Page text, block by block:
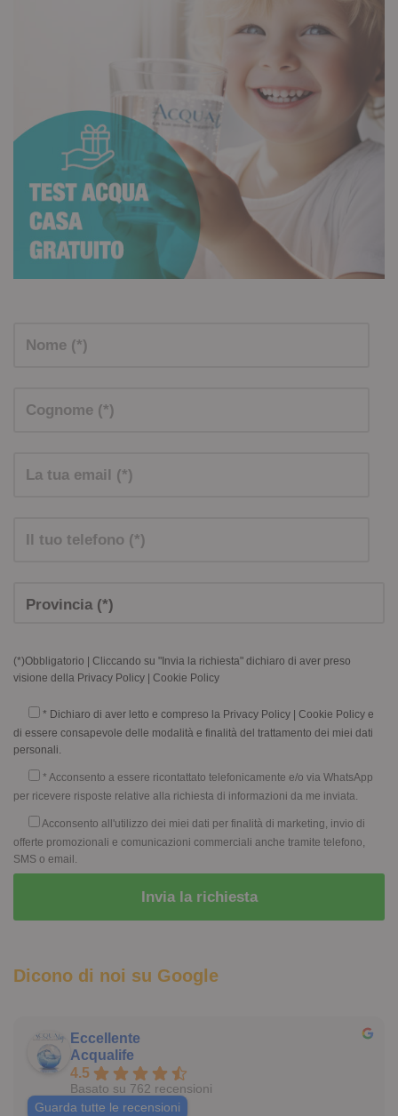
(*)Obbligatorio | Cliccando su "Invia la richiesta" dichiaro di aver preso
visione della Privacy Policy | Cookie Policy
* Dichiaro di aver letto e compreso la Privacy Policy | Cookie Policy e
di essere consapevole delle modalità e finalità del trattamento dei miei dati
personali.
* Acconsento a essere ricontattato telefonicamente e/o via WhatsApp
per ricevere risposte relative alla richiesta di informazioni da me inviata.
Acconsento all'utilizzo dei miei dati per finalità di marketing, invio di
offerte promozionali e comunicazioni commerciali anche tramite telefono,
SMS o email.
Dicono di noi su Google
Eccellente
Acqualife
4.5
Basato su 762 recensioni
Guarda tutte le recensioni